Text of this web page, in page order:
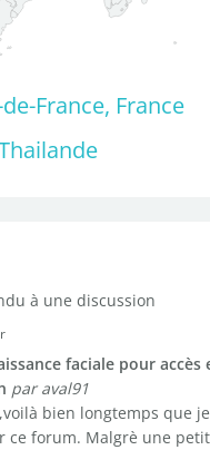
France, France
à une discussion
faciale pour
par aval91
bien longtemps que
ce forum. Malgrè une